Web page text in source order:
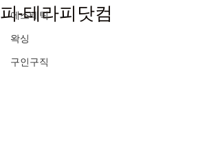
에스테틱
왁싱
구인구직
피-테라피닷컴